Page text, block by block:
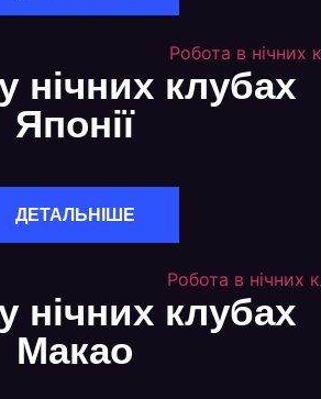
нічних клубах
Японії
ДЕТАЛЬНІШЕ
нічних клубах
Макао